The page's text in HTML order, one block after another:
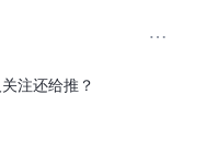
注还给推？